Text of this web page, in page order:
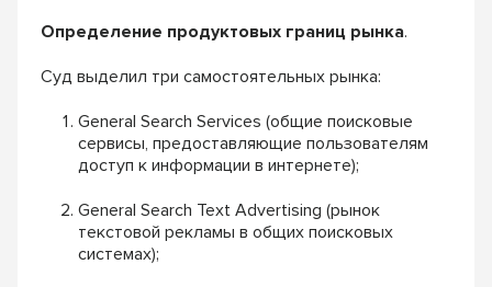
Определение продуктовых границ рынка.
Суд выделил три самостоятельных рынка:
General Search Services (общие поисковые
сервисы, предоставляющие пользователям
доступ к информации в интернете);
General Search Text Advertising (рынок
текстовой рекламы в общих поисковых
системах);